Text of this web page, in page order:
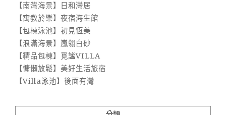
【南灣海景】日和灣居
【寓教於樂】夜宿海生館
【包棟泳池】初見恆美
【浪滿海景】嵐翎白砂
【精品包棟】覓謐VILLA
【慵懶放鬆】美好生活旅宿
【Villa泳池】後面有灣